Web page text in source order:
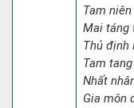
Tam
Mai táng
Thủ định
Tam
Nhất
Gia môn